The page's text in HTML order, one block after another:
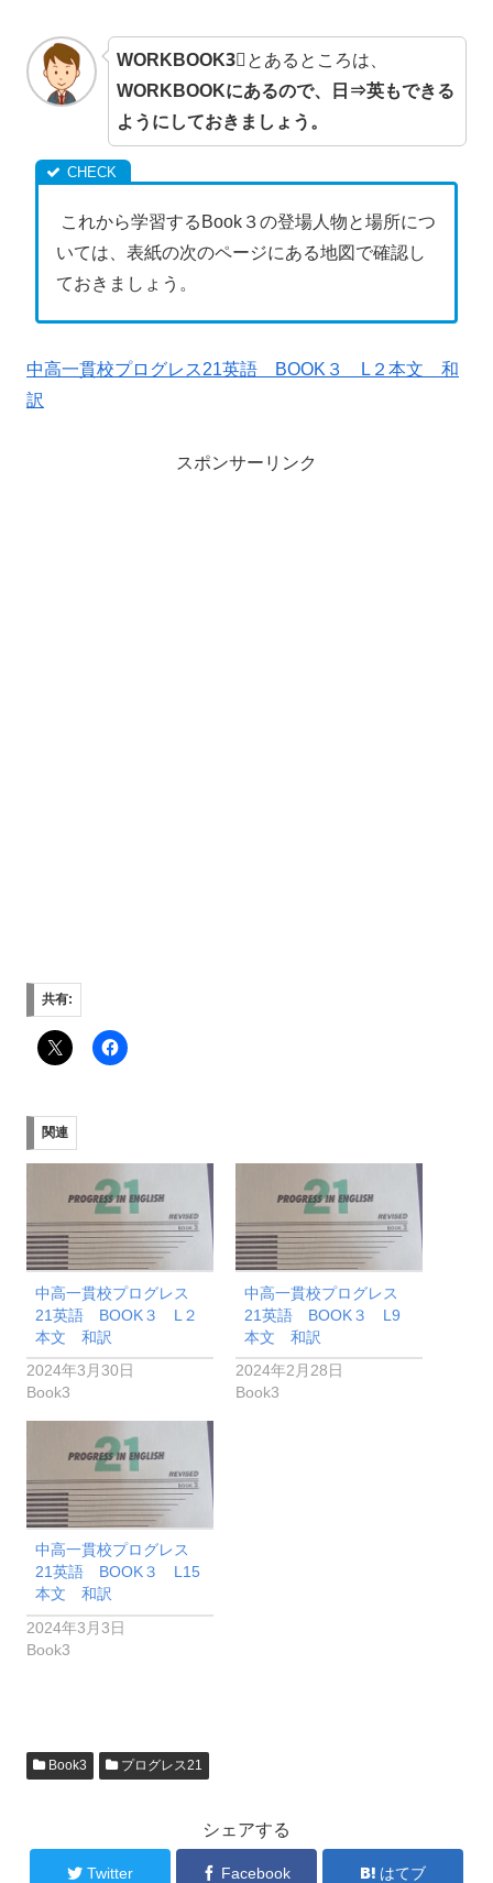
WORKBOOK3⃣ とあるところは、
WORKBOOKにあるので、日⇒英もできる
ようにしておきましょう。
これから学習するBook３の登場人物と場所につ
いては、表紙の次のページにある地図で確認し
ておきましょう。
中高一貫校プログレス21英語 BOOK３ L２本文 和
訳
スポンサーリンク
共有:
関連
中高一貫校プログレス
21英語 BOOK３ L２
本文 和訳
2024年3月30日
Book3
中高一貫校プログレス
21英語 BOOK３ L9
本文 和訳
2024年2月28日
Book3
中高一貫校プログレス
21英語 BOOK３ L15
本文 和訳
2024年3月3日
Book3
Book3 プログレス21
シェアする
Twitter Facebook はてブ